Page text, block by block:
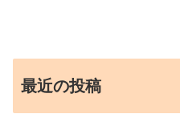
最近の投稿